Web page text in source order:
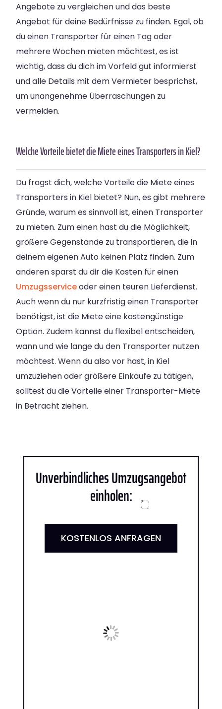
Angebote zu vergleichen und das beste
Angebot für deine Bedürfnisse zu finden. Egal, ob
du einen Transporter für einen Tag oder
mehrere Wochen mieten möchtest, es ist
wichtig, dass du dich im Vorfeld gut informierst
und alle Details mit dem Vermieter besprichst,
um unangenehme Überraschungen zu
vermeiden.
Welche Vorteile bietet die Miete eines Transporters in Kiel?
Du fragst dich, welche Vorteile die Miete eines
Transporters in Kiel bietet? Nun, es gibt mehrere
Gründe, warum es sinnvoll ist, einen Transporter
zu mieten. Zum einen hast du die Möglichkeit,
größere Gegenstände zu transportieren, die in
deinem eigenen Auto keinen Platz finden. Zum
anderen sparst du dir die Kosten für einen
Umzugsserviceoder einen teuren Lieferdienst.
Auch wenn du nur kurzfristig einen Transporter
benötigst, ist die Miete eine kostengünstige
Option. Zudem kannst du flexibel entscheiden,
wann und wie lange du den Transporter nutzen
möchtest. Wenn du also vor hast, in Kiel
umzuziehen oder größere Einkäufe zu tätigen,
solltest du die Vorteile einer Transporter-Miete
in Betracht ziehen.
Unverbindliches Umzugsangebot
einholen:
KOSTENLOS ANFRAGEN